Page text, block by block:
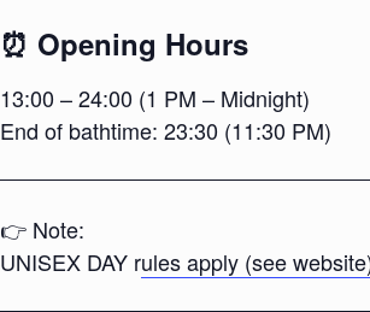
⏰ Opening Hours
13:00 – 24:00 (1 PM – Midnight)
End of bathtime: 23:30 (11:30 PM)
👉 Note:
UNISEX DAY rules apply (see